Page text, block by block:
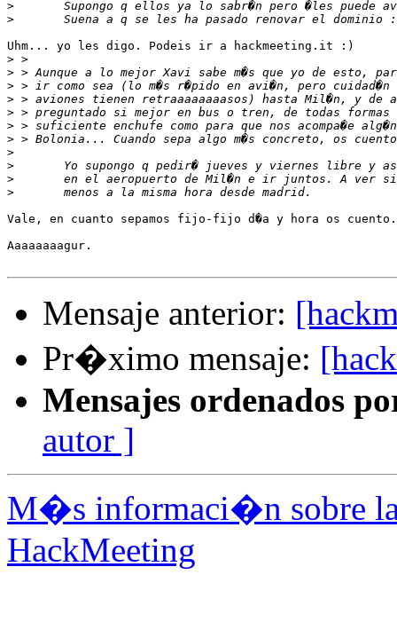
>
>
Uhm... yo les digo. Podeis ir a hackmeeting.it :)
>
>
>
>
>
>
>
>
>
>
>
Vale, en cuanto sepamos fijo-fijo d�a y hora os
Aaaaaaaagur.
Mensaje anterior:
Pr�ximo mensaje:
Mensajes ordenados
autor ]
M�s informaci�n sobre
HackMeeting